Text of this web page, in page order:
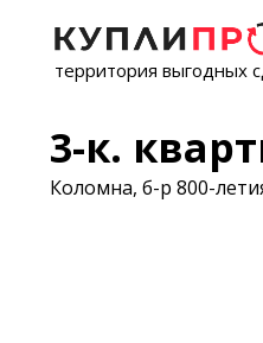
территория выгодных
3-к.
Коломна, б-р 800-